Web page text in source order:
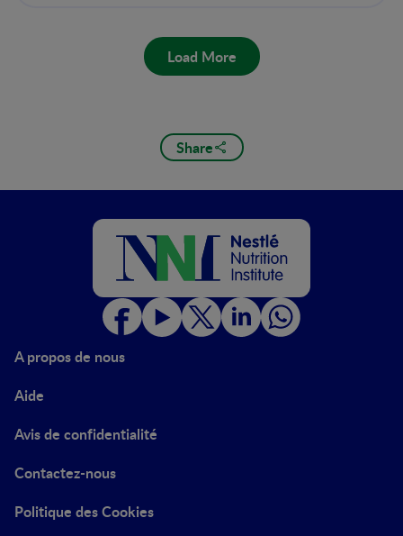
Load More
Share
A propos de nous
Aide
Avis de confidentialité
Contactez-nous
Politique des Cookies